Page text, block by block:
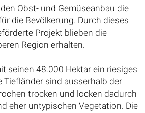
Obst- und Gemüseanbau die
die Bevölkerung. Durch dieses
Projekt blieben die
Region erhalten.
seinen 48.000 Hektar ein riesiges
Tiefländer sind ausserhalb der
trocken und locken dadurch
eher untypischen Vegetation. Die